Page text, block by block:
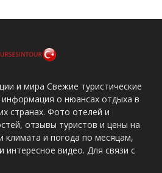
и мира Свежие туристические
информация о нюансах отдыха в
странах. Фото отелей и
отзывы туристов и цены на
климата и погода по месяцам,
интересное видео. Для связи с